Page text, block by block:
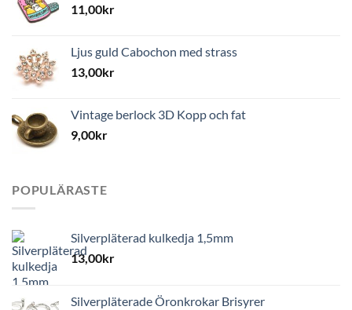
11,00kr
Ljus guld Cabochon med strass
13,00kr
Vintage berlock 3D Kopp och fat
9,00kr
POPULÄRASTE
Silverpläterad kulkedja 1,5mm
13,00kr
Silverpläterade Öronkrokar Brisyrer